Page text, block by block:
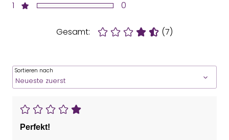
1
0
Gesamt: (7)
Sortieren nach
Perfekt!